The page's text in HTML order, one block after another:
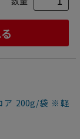
ア 200g/袋 ※軽